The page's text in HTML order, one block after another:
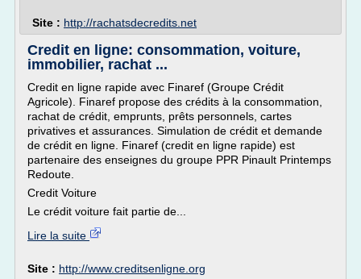
Site : http://rachatsdecredits.net
Credit en ligne: consommation, voiture,
immobilier, rachat ...
Credit en ligne rapide avec Finaref (Groupe Crédit
Agricole). Finaref propose des crédits à la consommation,
rachat de crédit, emprunts, prêts personnels, cartes
privatives et assurances. Simulation de crédit et demande
de crédit en ligne. Finaref (credit en ligne rapide) est
partenaire des enseignes du groupe PPR Pinault Printemps
Redoute.
Credit Voiture
Le crédit voiture fait partie de...
Lire la suite
Site : http://www.creditsenligne.org